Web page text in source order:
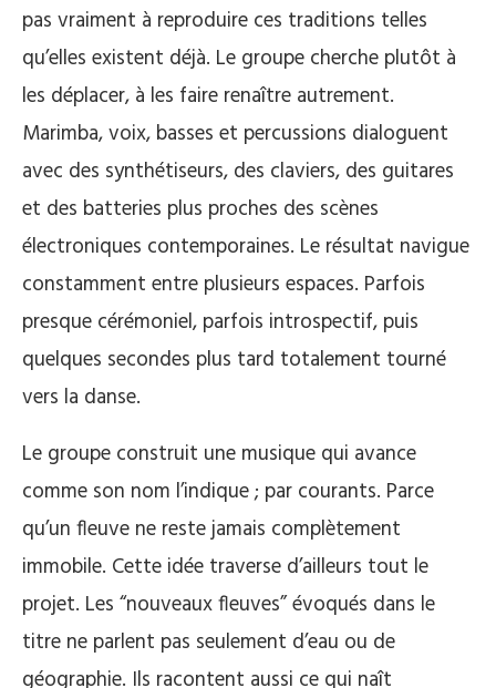
pas vraiment à reproduire ces traditions telles
qu’elles existent déjà. Le groupe cherche plutôt à
les déplacer, à les faire renaître autrement.
Marimba, voix, basses et percussions dialoguent
avec des synthétiseurs, des claviers, des guitares
et des batteries plus proches des scènes
électroniques contemporaines. Le résultat navigue
constamment entre plusieurs espaces. Parfois
presque cérémoniel, parfois introspectif, puis
quelques secondes plus tard totalement tourné
vers la danse.
Le groupe construit une musique qui avance
comme son nom l’indique ; par courants. Parce
qu’un fleuve ne reste jamais complètement
immobile. Cette idée traverse d’ailleurs tout le
projet. Les “nouveaux fleuves” évoqués dans le
titre ne parlent pas seulement d’eau ou de
géographie. Ils racontent aussi ce qui naît